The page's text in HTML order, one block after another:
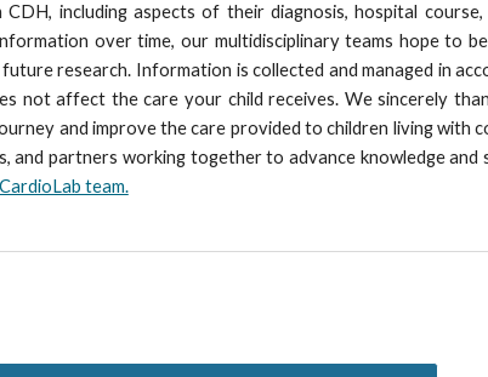
including aspects of their diagnosis, hospital
over time, our multidisciplinary teams hope to
research. Information is collected and managed in
not affect the care your child receives. We sincerely
and improve the care provided to children living
and partners working together to advance knowledge
team.